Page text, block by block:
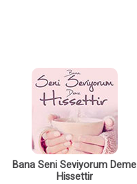
Bana Seni Seviyorum Deme
Hissettir